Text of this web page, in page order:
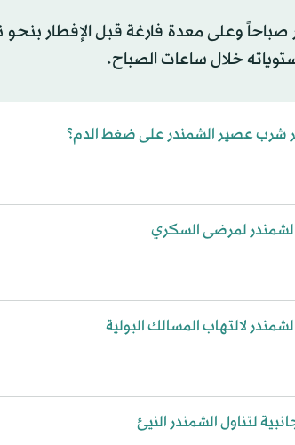
وعلى معدة فارغة قبل الإفطار بنحو
خلال ساعات الصباح.
شرب عصير الشمندر على ضغط الدم؟
لمرضى السكري
لالتهاب المسالك البولية